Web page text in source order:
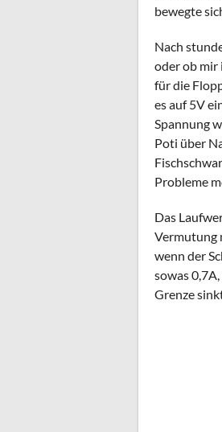
bewegte
Nach
oder ob mir
für die
es auf 5V
Spannung
Poti über
Probleme
Das
Vermutung
wenn der
sowas
Grenze